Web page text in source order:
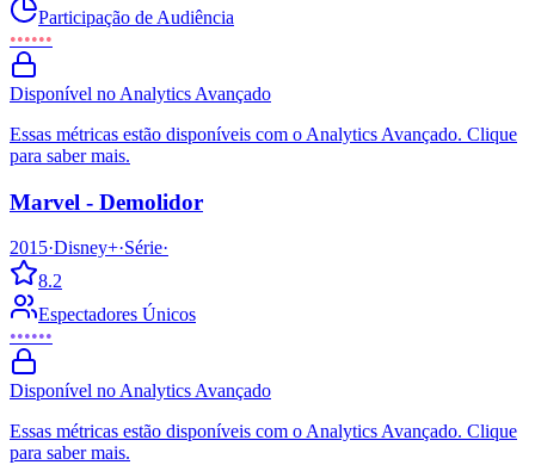
Participação de Audiência
••••••
Disponível no Analytics Avançado
Essas métricas estão disponíveis com o Analytics Avançado. Clique
para saber mais.
Marvel - Demolidor
2015·Disney+·Série·
8.2
Espectadores Únicos
••••••
Disponível no Analytics Avançado
Essas métricas estão disponíveis com o Analytics Avançado. Clique
para saber mais.